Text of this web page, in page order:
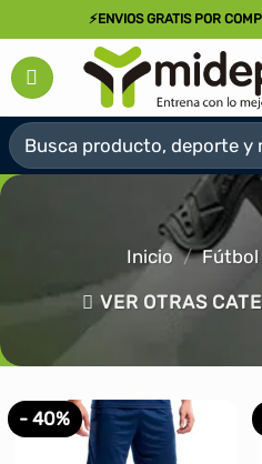
al
contenido
⚡ENVIOS GRATIS POR
Buscar
por:
Inicio / Fútbol
VER OTRAS
- 40%